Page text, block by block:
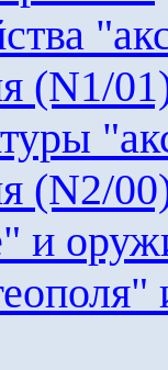
"
(N1/
"
(N2/
и
"